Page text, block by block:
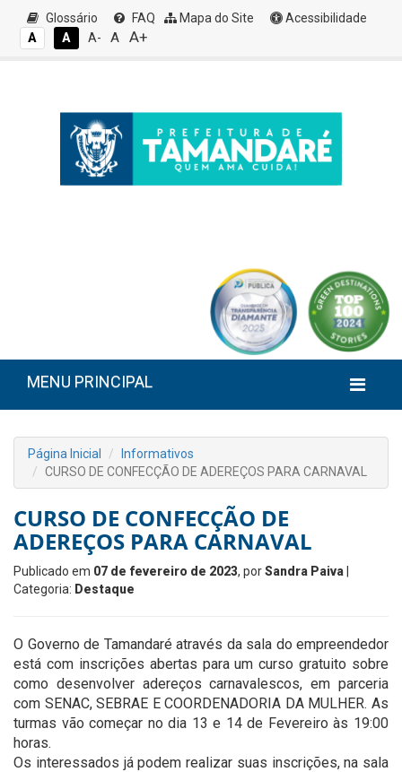
Glossário FAQ Mapa do Site
Acessibilidade
A
A A- A A+
MENU PRINCIPAL
Página Inicial
Informativos
CURSO DE CONFECÇÃO DE ADEREÇOS PARA CARNAVAL
CURSO DE CONFECÇÃO DE
ADEREÇOS PARA CARNAVAL
Publicado em 07 de fevereiro de 2023, porSandra Paiva
Categoria: Destaque
O Governo de Tamandaré através da sala do empreendedor
está com inscrições abertas para um curso gratuito sobre
como desenvolver adereços carnavalescos, em parceria
com SENAC, SEBRAE E COORDENADORIA DA MULHER. As
turmas vão começar no dia 13 e 14 de Fevereiro às 19:00
horas.
Os interessados já podem realizar suas inscrições, na sala